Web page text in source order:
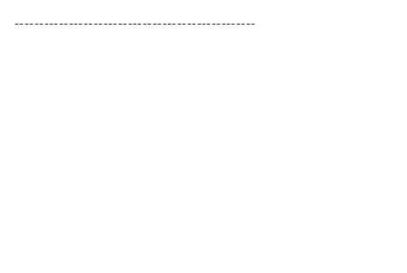
-------------------------------------------------